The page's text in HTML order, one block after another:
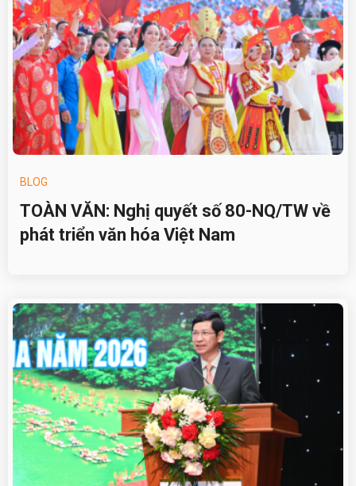
BLOG
TOÀN VĂN: Nghị quyết số 80-NQ/TW về
phát triển văn hóa Việt Nam